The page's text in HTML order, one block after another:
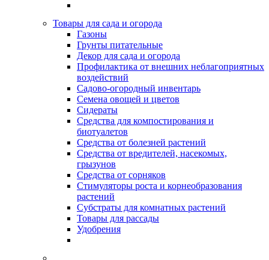
Товары для сада и огорода
Газоны
Грунты питательные
Декор для сада и огорода
Профилактика от внешних неблагоприятных
воздействий
Садово-огородный инвентарь
Семена овощей и цветов
Сидераты
Средства для компостирования и
биотуалетов
Средства от болезней растений
Средства от вредителей, насекомых,
грызунов
Средства от сорняков
Стимуляторы роста и корнеобразования
растений
Субстраты для комнатных растений
Товары для рассады
Удобрения